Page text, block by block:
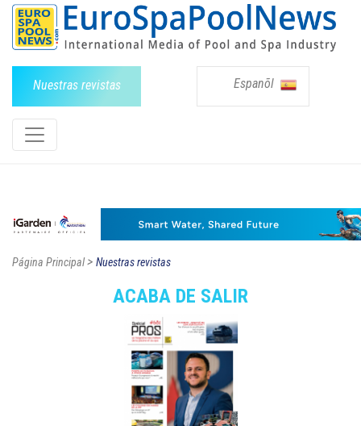
Nuestras revistas Espanõl
Página Principal> Nuestras revistas
ACABA DE SALIR